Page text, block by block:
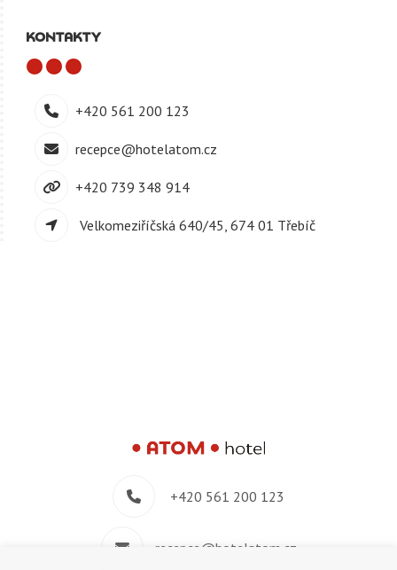
KONTAKTY
+420 561 200 123
recepce@hotelatom.cz
+420 739 348 914
Velkomeziříčská 640/45, 674 01 Třebíč
+420 561 200 123
recepce@hotelatom.cz